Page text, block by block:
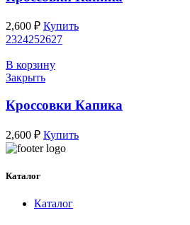
2,600 ₽ Купить
2324252627
В корзину
Закрыть
Кроссовки Капика
2,600 ₽ Купить
Каталог
Каталог